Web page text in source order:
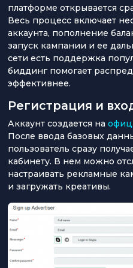
платформе открывается
Весь процесс включает
аккаунта, пополнение
запуск кампании и ее
сети есть поддержка
биддинг помогает
эффективнее.
Регистрация и
Аккаунт создается на
После ввода базовых
пользователь сразу
кабинету. В нем можно
настраивать рекламные
и загружать креативы.